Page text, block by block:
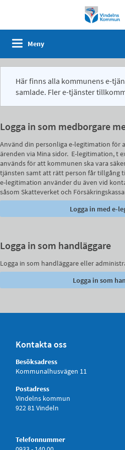
Meny
Här finns alla kommunens e-
samlade. Fler e-tjänster
Logga in som medborgare
Använd din personliga e-legitimation för
ärenden via Mina sidor. E-legitimation, t
används för att kommunen ska vara
tjänsten samt att rätt person får tillgång
e-legitimation använder du även vid
såsom Skatteverket och
Logga in som handläggare
Logga in som handläggare eller
Kontakta oss
Besöksadress
Kommunalhusvägen 11
Postadress
Vindelns kommun
922 81 Vindeln
Telefonnummer